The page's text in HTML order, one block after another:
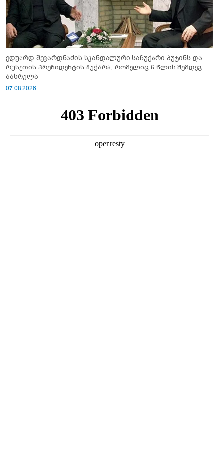
ედუარდ შევარდნაძის სკანდალური საჩუქარი პუტინს და
რუსეთის პრეზიდენტის მუქარა, რომელიც 6 წლის შემდეგ
აასრულა
07.08.2026